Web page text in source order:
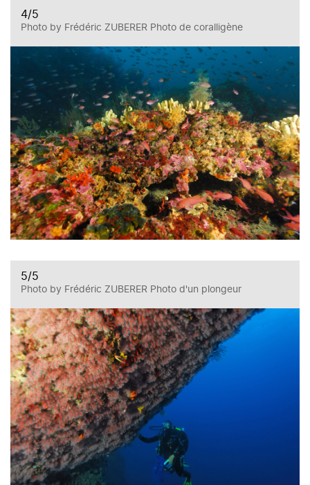
4/5
Photo by Frédéric ZUBERER Photo de coralligène
5/5
Photo by Frédéric ZUBERER Photo d'un plongeur